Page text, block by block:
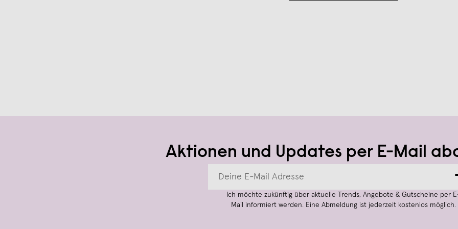
Aktionen und Updates per E-Mail
Ich möchte zukünftig über aktuelle Trends, Angebote & Gutscheine per
Mail informiert werden. Eine Abmeldung ist jederzeit kostenlos möglich.